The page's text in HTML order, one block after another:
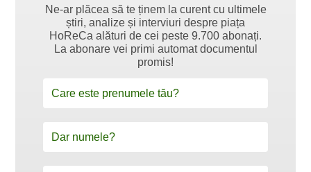
Ne-ar plăcea să te ținem la curent cu ultimele
știri, analize și interviuri despre piața
HoReCa alături de cei peste 9.700 abonați.
La abonare vei primi automat documentul
promis!